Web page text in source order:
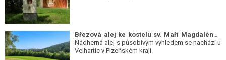
Nádherná alej s působivým výhledem se nachází u
Velhartic v Plzeňském kraji.